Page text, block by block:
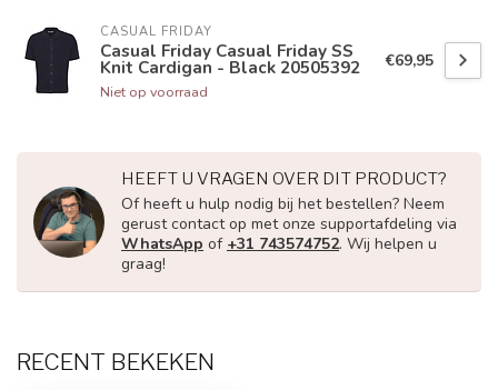
CASUAL FRIDAY
Casual Friday Casual Friday SS
Knit Cardigan - Black 20505392
Niet op voorraad
€69,95
HEEFT U VRAGEN OVER DIT PRODUCT?
Of heeft u hulp nodig bij het bestellen? Neem
gerust contact op met onze supportafdeling via
WhatsApp of +31 743574752. Wij helpen u
graag!
RECENT BEKEKEN